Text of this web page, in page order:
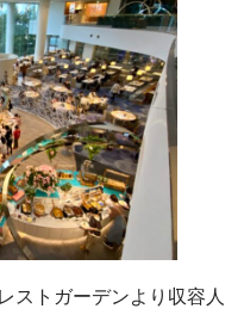
ストガーデンより収容人